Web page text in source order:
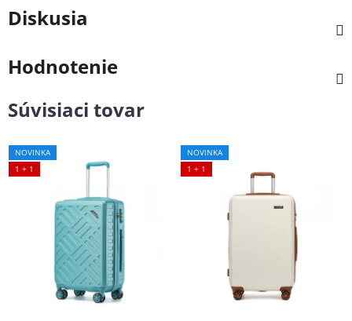
Diskusia
Hodnotenie
Súvisiaci tovar
NOVINKA
1 + 1
NOVINKA
1 + 1